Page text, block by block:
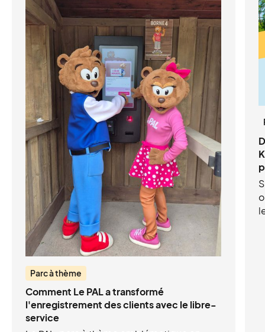
Parc à thème
Comment Le PAL a transformé
l'enregistrement des clients avec le libre-
service